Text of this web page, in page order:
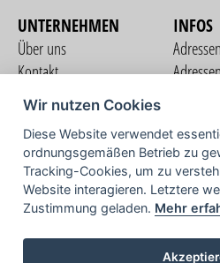
UNTERNEHMEN
Über uns
Kontakt
Nutzungsbedingungen
Datenschutzerklärung
Impressum
INFOS
Wir nutzen Cookies
Diese Website verwendet
ordnungsgemäßen Betrieb zu
Tracking-Cookies, um zu
Website interagieren. Letztere
Zustimmung geladen. Mehr